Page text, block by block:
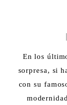
En los
sorpresa, si
con su